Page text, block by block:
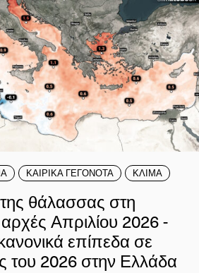
ΚΑΙΡΙΚΑ ΓΕΓΟΝΟΤΑ ΚΛΙΜΑ
θάλασσας στη
Απριλίου 2026 -
επίπεδα σε
του 2026 στην Ελλάδα